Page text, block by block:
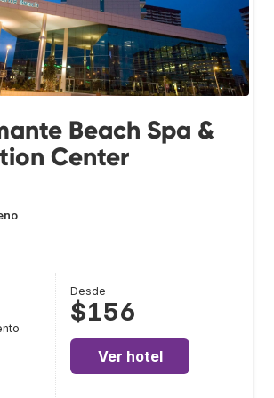
Beach Spa &
Center
Desde
$156
Ver hotel